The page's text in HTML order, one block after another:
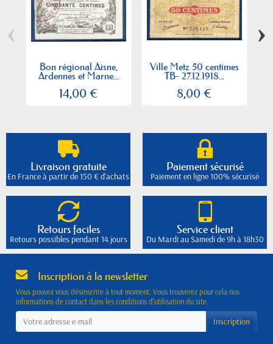
Bon régional Aisne,
Ardennes et Marne...
14,00 €
Ville Metz 50 centimes
TB- 27.12.1918...
8,00 €
‹ ›
Livraison gratuite
En France à partir de 150 € d'achats
Paiement sécurisé
Paiement en ligne 100% sécurisé
Retours faciles
Retours possibles pendant 14 jours
Service client
Du Mardi au Samedi de 9h à 18h30
Inscription à la newsletter
Vous pouvez vous désinscrire à tout moment. Vous trouverez pour cela nos
informations de contact dans les conditions d'utilisation du site.